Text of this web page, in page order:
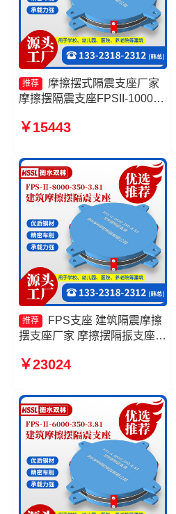
推荐
摩擦摆式隔震支座厂家
摩擦摆隔震支座FPSII-10000-
FPSII-2000-300-3.48 摩擦摆
￥15443
推荐
FPS支座 建筑隔震摩擦
摆支座厂家 摩擦摆隔振支座生
格
￥23024